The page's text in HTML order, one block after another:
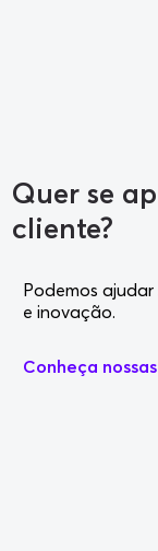
Quer se
cliente?
Podemos
e inovação.
Conheça